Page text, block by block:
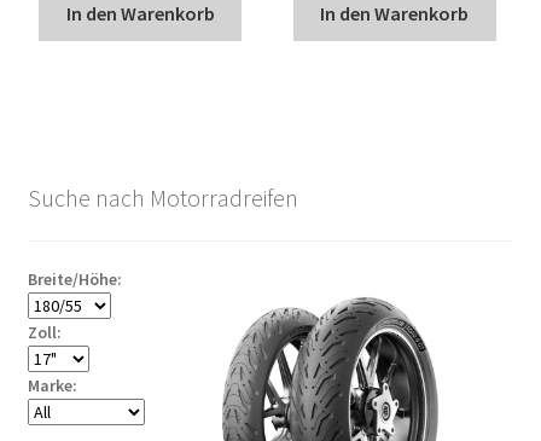
In den Warenkorb In den Warenkorb
Suche nach Motorradreifen
Breite/Höhe:
Zoll:
Marke: